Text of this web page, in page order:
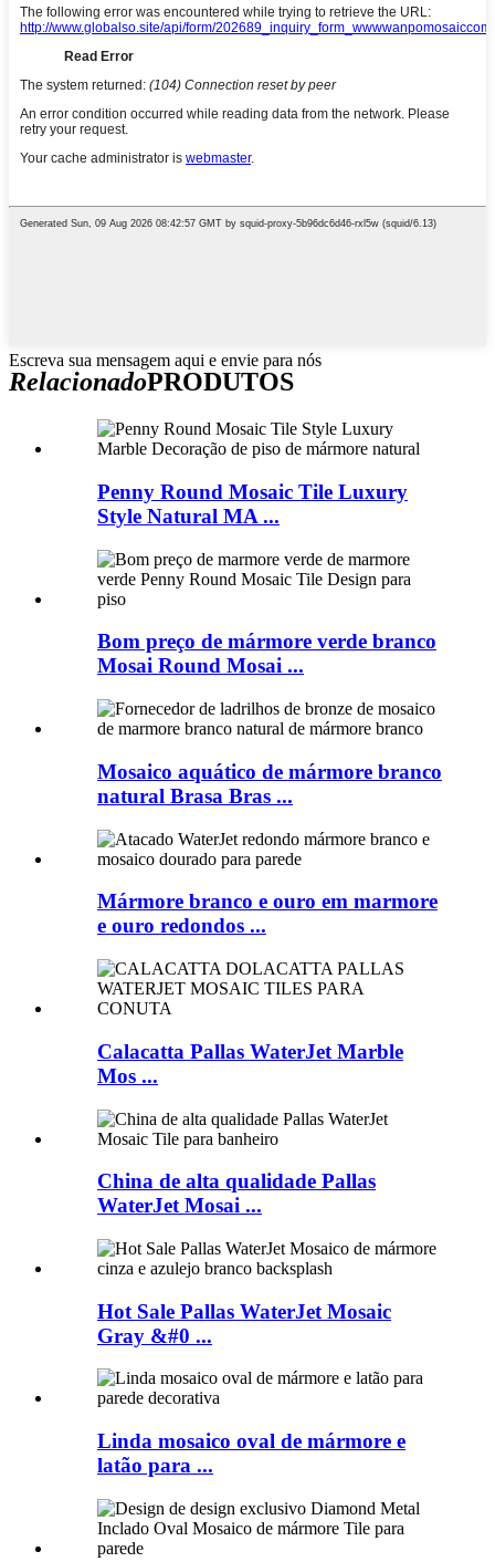
Escreva sua mensagem aqui e envie para nós
RelacionadoPRODUTOS
Penny Round Mosaic Tile Luxury
Style Natural MA ...
Bom preço de mármore verde branco
Mosai Round Mosai ...
Mosaico aquático de mármore branco
natural Brasa Bras ...
Mármore branco e ouro em marmore
e ouro redondos ...
Calacatta Pallas WaterJet Marble
Mos ...
China de alta qualidade Pallas
WaterJet Mosai ...
Hot Sale Pallas WaterJet Mosaic
Gray &#0 ...
Linda mosaico oval de mármore e
latão para ...